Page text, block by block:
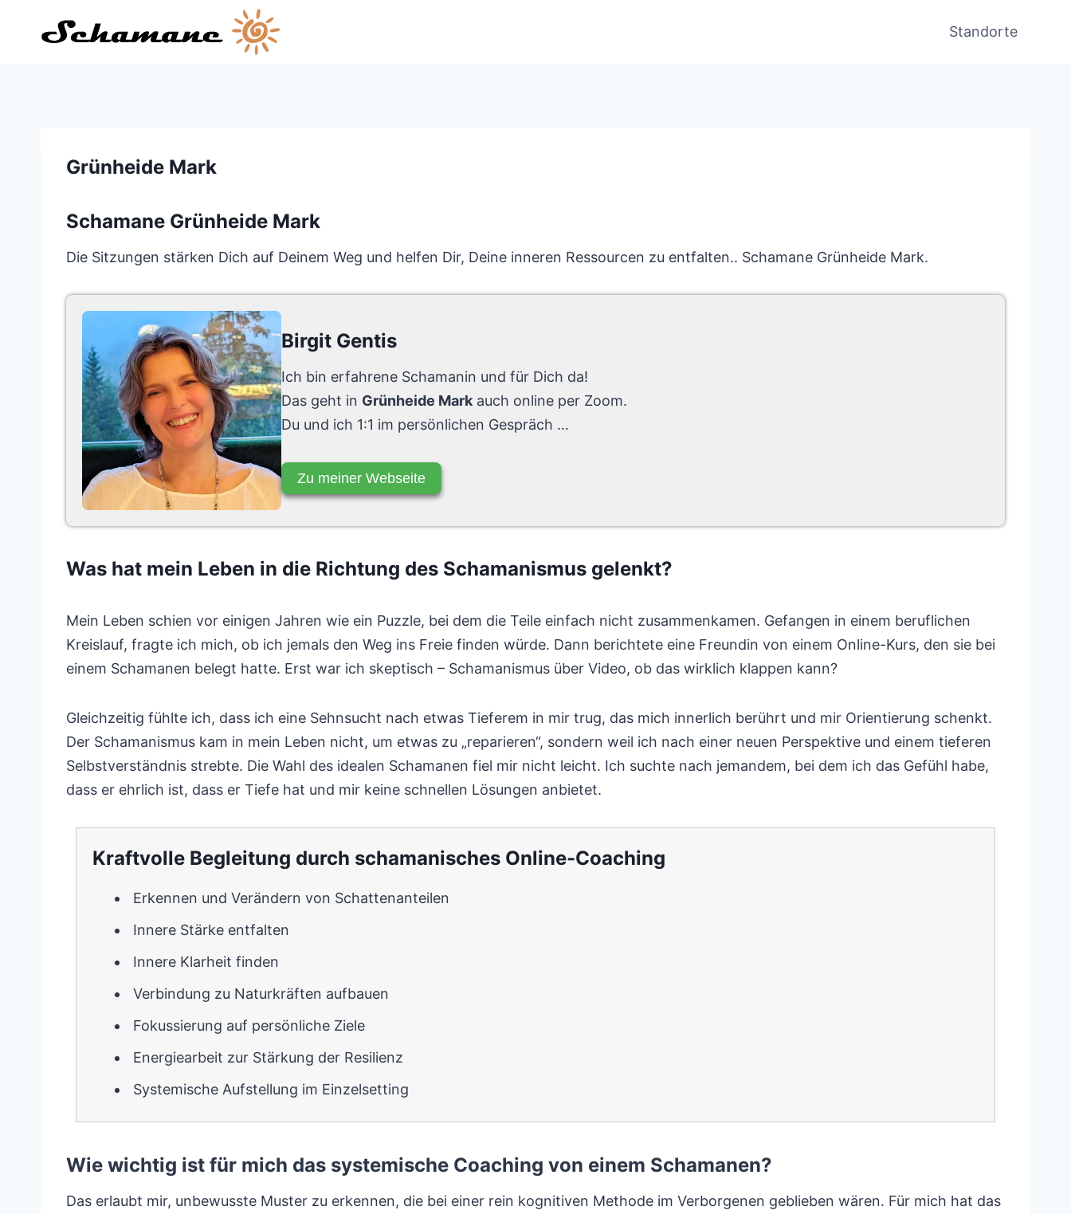
Standorte
Grünheide Mark
Schamane Grünheide Mark
Die Sitzungen stärken Dich auf Deinem Weg und helfen Dir, Deine inneren Ressourcen zu entfalten.. Schamane Grünheide Mark.
Birgit Gentis
Ich bin erfahrene Schamanin und für Dich da!
Das geht in Grünheide Mark auch online per Zoom.
Du und ich 1:1 im persönlichen Gespräch …
Zu meiner Webseite
Was hat mein Leben in die Richtung des Schamanismus gelenkt?
Mein Leben schien vor einigen Jahren wie ein Puzzle, bei dem die Teile einfach nicht zusammenkamen. Gefangen in einem beruflichen
Kreislauf, fragte ich mich, ob ich jemals den Weg ins Freie finden würde. Dann berichtete eine Freundin von einem Online-Kurs, den sie bei
einem Schamanen belegt hatte. Erst war ich skeptisch – Schamanismus über Video, ob das wirklich klappen kann?
Gleichzeitig fühlte ich, dass ich eine Sehnsucht nach etwas Tieferem in mir trug, das mich innerlich berührt und mir Orientierung schenkt.
Der Schamanismus kam in mein Leben nicht, um etwas zu „reparieren“, sondern weil ich nach einer neuen Perspektive und einem tieferen
Selbstverständnis strebte. Die Wahl des idealen Schamanen fiel mir nicht leicht. Ich suchte nach jemandem, bei dem ich das Gefühl habe,
dass er ehrlich ist, dass er Tiefe hat und mir keine schnellen Lösungen anbietet.
Kraftvolle Begleitung durch schamanisches Online-Coaching
Erkennen und Verändern von Schattenanteilen
Innere Stärke entfalten
Innere Klarheit finden
Verbindung zu Naturkräften aufbauen
Fokussierung auf persönliche Ziele
Energiearbeit zur Stärkung der Resilienz
Systemische Aufstellung im Einzelsetting
Wie wichtig ist für mich das systemische Coaching von einem Schamanen?
Das erlaubt mir, unbewusste Muster zu erkennen, die bei einer rein kognitiven Methode im Verborgenen geblieben wären. Für mich hat das